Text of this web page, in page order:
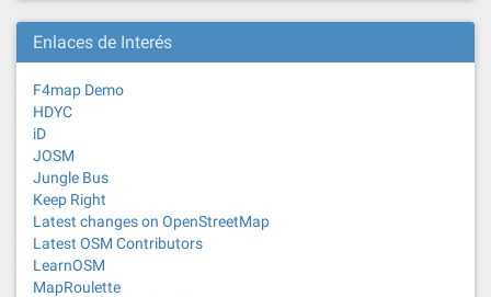
Enlaces de Interés
F4map Demo
HDYC
iD
JOSM
Jungle Bus
Keep Right
Latest changes on OpenStreetMap
Latest OSM Contributors
LearnOSM
MapRoulette